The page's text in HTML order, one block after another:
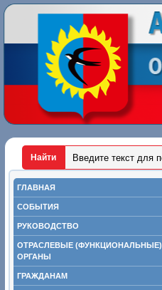
ГЛАВНАЯ
СОБЫТИЯ
РУКОВОДСТВО
ОТРАСЛЕВЫЕ (ФУНКЦИОНАЛЬНЫЕ)
ОРГАНЫ
ГРАЖДАНАМ